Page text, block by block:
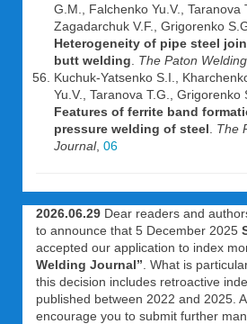
G.M., Falchenko Yu.V., Taranova
Zagadarchuk V.F., Grigorenko
Heterogeneity of pipe steel
butt welding
The Paton
Kuchuk-Yatsenko S.I.,
Yu.V., Taranova T.G., Grigorenko
Features of ferrite band
pressure welding of steel
The
Journal, 06
2026.06.29 Dear readers and
to announce that 5 December 2025
accepted our application to index
Welding Journal” . What is
this decision includes retroactive
published between 2022 and 2025.
encourage you to submit further